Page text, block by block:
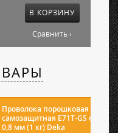
В КОРЗИНУ
Сравнить ›
Проволока порошковая
самозащитная E71T-GS ф
0,8 мм (1 кг) Deka